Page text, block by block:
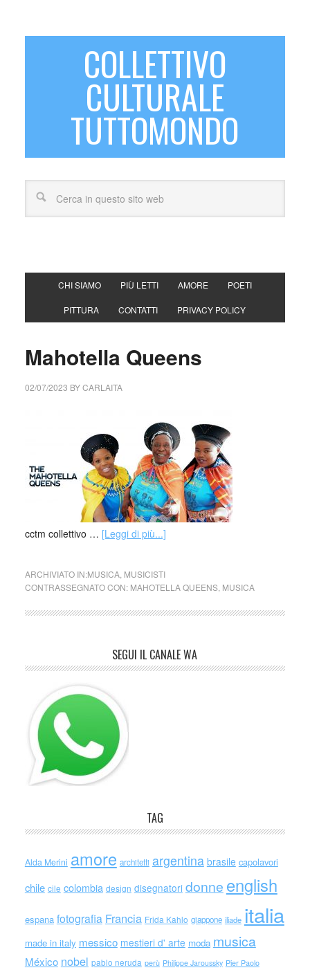
COLLETTIVO
CULTURALE
TUTTOMONDO
CHI SIAMO PIÙ LETTI AMORE POETI
PITTURA CONTATTI PRIVACY POLICY
Mahotella Queens
02/07/2023 BYCARLAITA
cctm collettivo … [Leggi di più...]
ARCHIVIATO IN:MUSICA, MUSICISTI
CONTRASSEGNATO CON: MAHOTELLA QUEENS, MUSICA
SEGUI IL CANALE WA
TAG
Alda Merini amore architetti argentina brasile capolavori
chile cile colombia design disegnatori donne english
espana fotografia Francia Frida Kahlo giappone iliade italia
made in italy messico mestieri d' arte moda musica
México nobel pablo neruda perù Philippe Jaroussky Pier Paolo